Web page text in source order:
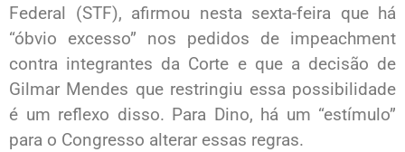
Federal (STF), afirmou nesta sexta-feira que há
“óbvio excesso” nos pedidos de impeachment
contra integrantes da Corte e que a decisão de
Gilmar Mendes que restringiu essa possibilidade
é um reflexo disso. Para Dino, há um “estímulo”
para o Congresso alterar essas regras.